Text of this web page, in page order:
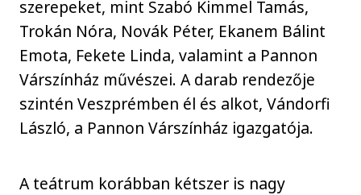
szerepeket, mint Szabó Kimmel Tamás,
Trokán Nóra, Novák Péter, Ekanem Bálint
Emota, Fekete Linda, valamint a Pannon
Várszínház művészei. A darab rendezője
szintén Veszprémben él és alkot, Vándorfi
László, a Pannon Várszínház igazgatója.
A teátrum korábban kétszer is nagy